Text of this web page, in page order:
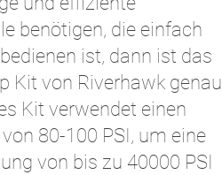
benötigen, die einfach
ist, dann ist das
Kit von Riverhawk genau
Kit verwendet einen
80-100 PSI, um eine
von bis zu 40000 PSI